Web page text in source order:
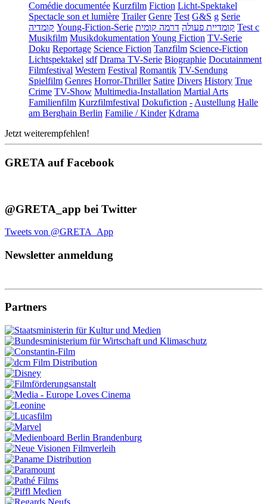
Comédie documentée Kurzfilm Fiction Licht-Spektakel
Spectacle son et lumière Trailer Genre Test G&S g Serie
קומדיה Young-Fiction-Serie קומדיית פעולה דרמה קומית
Test c
Musikfilm MusikdokumentationYoung Fiction TV-Serie
Doku Reportage Science Fiction Tanzfilm Science-Fiction
Lichtspektakel sdf Drama TV-Serie Biographie Docutainment
Filmfestival Western Festival Romantik TV-Sendung
Spielfilm Genres Horror-Thriller Satire Divers History True
Crime TV-Show Multimedia-Installation Martial Arts
Familienfilm Kurzfilmfestival Dokufiction -Austellung Halle
am Berghain Berlin Familie / Kinder Kdrama
Jetzt weiterempfehlen!
GRETA auf Facebook
@GRETA_app bei Twitter
Tweets von @GRETA_App
Newsletter anmeldung
Partners